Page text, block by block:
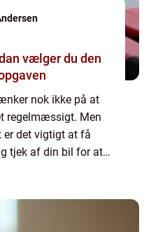
nok ikke på at
regelmæssigt. Men
er det vigtigt at få
tjek af din bil for at